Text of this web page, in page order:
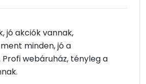
jó akciók vannak,
minden, jó a
webáruház, tényleg a